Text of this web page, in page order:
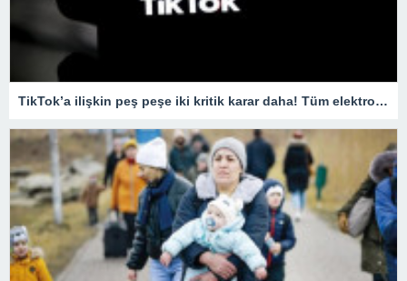
TikTok’a ilişkin peş peşe iki kritik karar daha! Tüm elektronik cihazlarda yasaklandı…